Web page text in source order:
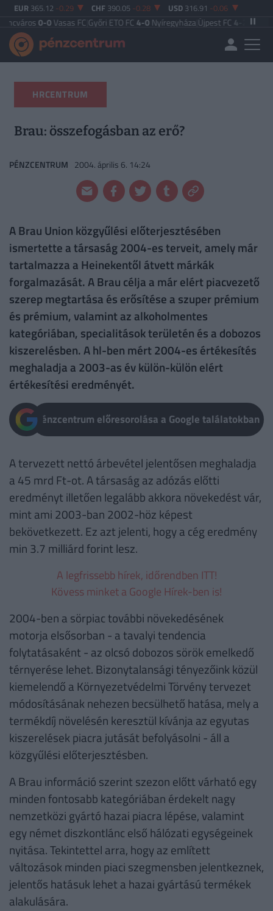
EUR 365.12 -0.29 CHF 390.05 -0.28 USD 316.91 -0.06
0-0Vasas FC|Győri ETO FC4-0Nyíregyháza|Újpest FC4-2Debreceni VSC
HRCENTRUM
Brau: összefogásban az erő?
PÉNZCENTRUM 2004. április 6. 14:24
A Brau Union közgyűlési előterjesztésében
ismertette a társaság 2004-es terveit, amely már
tartalmazza a Heinekentől átvett márkák
forgalmazását. A Brau célja a már elért piacvezető
szerep megtartása és erősítése a szuper prémium
és prémium, valamint az alkoholmentes
kategóriában, specialitások területén és a dobozos
kiszerelésben. A hl-ben mért 2004-es értékesítés
meghaladja a 2003-as év külön-külön elért
értékesítési eredményét.
Pénzcentrum előresorolása a Google találatokban
A tervezett nettó árbevétel jelentősen meghaladja
a 45 mrd Ft-ot. A társaság az adózás előtti
eredményt illetően legalább akkora növekedést vár,
mint ami 2003-ban 2002-höz képest
bekövetkezett. Ez azt jelenti, hogy a cég eredmény
min 3.7 milliárd forint lesz.
A legfrissebb hírek, időrendben ITT!
Kövess minket a Google Hírek-ben is!
2004-ben a sörpiac további növekedésének
motorja elsősorban - a tavalyi tendencia
folytatásaként - az olcsó dobozos sörök emelkedő
térnyerése lehet. Bizonytalansági tényezőink közül
kiemelendő a Környezetvédelmi Törvény tervezet
módosításának nehezen becsülhető hatása, mely a
termékdíj növelésén keresztül kívánja az egyutas
kiszerelések piacra jutását befolyásolni - áll a
közgyűlési előterjesztésben.
A Brau információ szerint szezon előtt várható egy
minden fontosabb kategóriában érdekelt nagy
nemzetközi gyártó hazai piacra lépése, valamint
egy német diszkontlánc első hálózati egységeinek
nyitása. Tekintettel arra, hogy az említett
változások minden piaci szegmensben jelentkeznek,
jelentős hatásuk lehet a hazai gyártású termékek
alakulására.